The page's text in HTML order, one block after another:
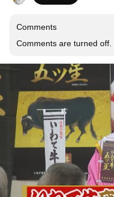
Comments
Comments are turned off.